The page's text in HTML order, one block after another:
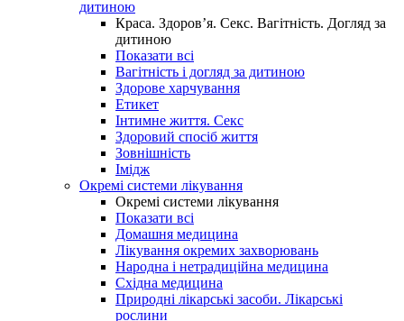
дитиною
Краса. Здоров’я. Секс. Вагітність. Догляд за
дитиною
Показати всі
Вагітність і догляд за дитиною
Здорове харчування
Етикет
Інтимне життя. Секс
Здоровий спосіб життя
Зовнішність
Імідж
Окремі системи лікування
Окремі системи лікування
Показати всі
Домашня медицина
Лікування окремих захворювань
Народна і нетрадиційна медицина
Східна медицина
Природні лікарські засоби. Лікарські
рослини